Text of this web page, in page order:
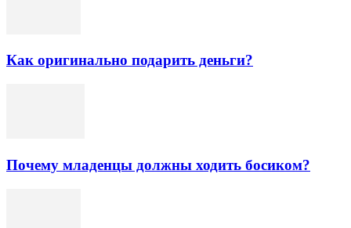
Как оригинально подарить деньги?
Почему младенцы должны ходить босиком?